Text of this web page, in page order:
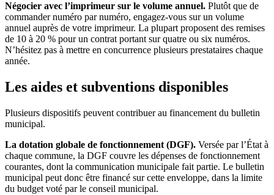
Négocier avec l’imprimeur sur le volume annuel. Plutôt que de
commander numéro par numéro, engagez-vous sur un volume
annuel auprès de votre imprimeur. La plupart proposent des remises
de 10 à 20 % pour un contrat portant sur quatre ou six numéros.
N’hésitez pas à mettre en concurrence plusieurs prestataires chaque
année.
Les aides et subventions disponibles
Plusieurs dispositifs peuvent contribuer au financement du bulletin
municipal.
La dotation globale de fonctionnement (DGF). Versée par l’État à
chaque commune, la DGF couvre les dépenses de fonctionnement
courantes, dont la communication municipale fait partie. Le bulletin
municipal peut donc être financé sur cette enveloppe, dans la limite
du budget voté par le conseil municipal.